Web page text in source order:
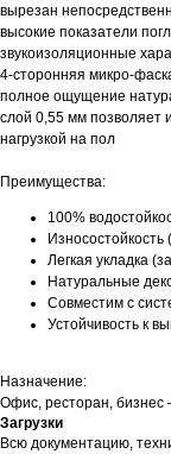
вырезан
высокие показатели
звукоизоляционные
4-сторонняя микро-
полное ощущение
слой 0,55 мм позволяет
нагрузкой на пол
Преимущества:
100%
Легкая укладка
Натуральные
Совместим с
Устойчивость к
Назначение:
Офис, ресторан, бизнес
Загрузки
Всю документацию,